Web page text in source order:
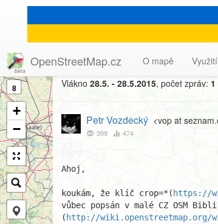
OpenStreetMap.cz O mapě Využití
8
+
−
[Talk-cz] crop=*
Vlákno 28.5. - 28.5.2015, počet zpráv: 1
Petr Vozdecký <vop at
399 474
Ahoj,
koukám, že klíč crop=*( https://
vůbec popsán v malé CZ OSM Bibli
( http://wiki.openstreetmap.org/